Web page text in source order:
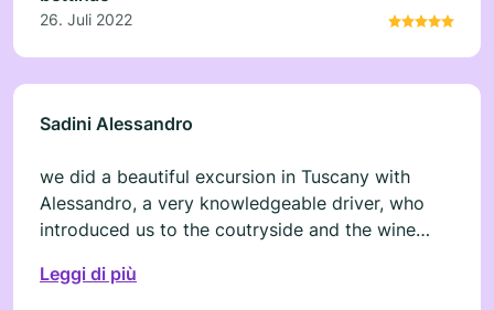
26. Juli 2022
Sadini Alessandro
we did a beautiful excursion in Tuscany with
Alessandro, a very knowledgeable driver, who
introduced us to the coutryside and the wine
tour to my friends.
Leggi di più